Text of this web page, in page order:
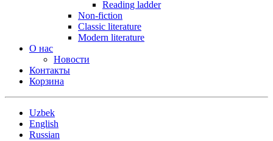
Reading ladder
Non-fiction
Classic literature
Modern literature
О нас
Новости
Контакты
Корзина
Uzbek
English
Russian